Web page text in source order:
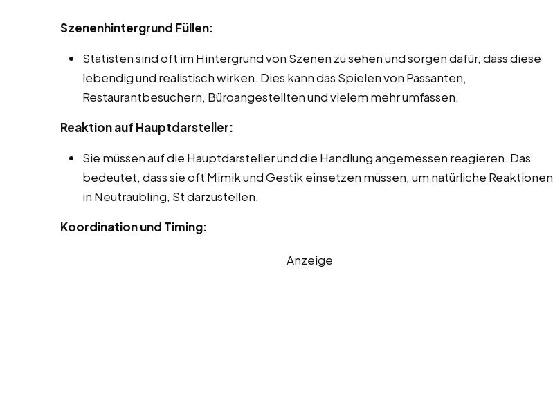
Szenenhintergrund Füllen:
Statisten sind oft im Hintergrund von Szenen zu sehen und sorgen dafür, dass diese
lebendig und realistisch wirken. Dies kann das Spielen von Passanten,
Restaurantbesuchern, Büroangestellten und vielem mehr umfassen.
Reaktion auf Hauptdarsteller:
Sie müssen auf die Hauptdarsteller und die Handlung angemessen reagieren. Das
bedeutet, dass sie oft Mimik und Gestik einsetzen müssen, um natürliche Reaktionen
in Neutraubling, St darzustellen.
Koordination und Timing:
Anzeige